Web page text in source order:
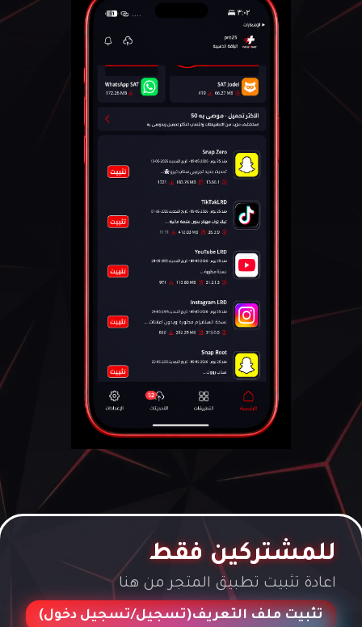
للمشتركين فقط
اعادة تثبيت تطبيق المتجر من هنا
تثبيت ملف التعريف(تسجيل/تسجيل دخول)